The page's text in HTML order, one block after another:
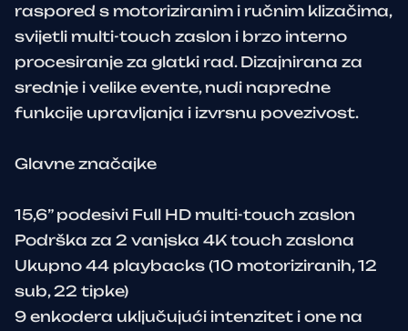
raspored s motoriziranim i ručnim klizačima,
svijetli multi-touch zaslon i brzo interno
procesiranje za glatki rad. Dizajnirana za
srednje i velike evente, nudi napredne
funkcije upravljanja i izvrsnu povezivost.
Glavne značajke
15,6” podesivi Full HD multi-touch zaslon
Podrška za 2 vanjska 4K touch zaslona
Ukupno 44 playbacks (10 motoriziranih, 12
sub, 22 tipke)
9 enkodera uključujući intenzitet i one na